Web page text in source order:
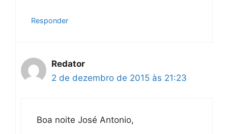
Responder
Redator
2 de dezembro de 2015 às 21:23
Boa noite José Antonio,